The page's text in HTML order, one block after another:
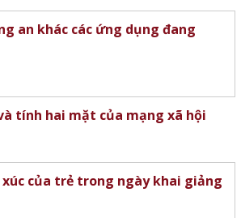
an khác các ứng dụng đang
tính hai mặt của mạng xã hội
của trẻ trong ngày khai giảng